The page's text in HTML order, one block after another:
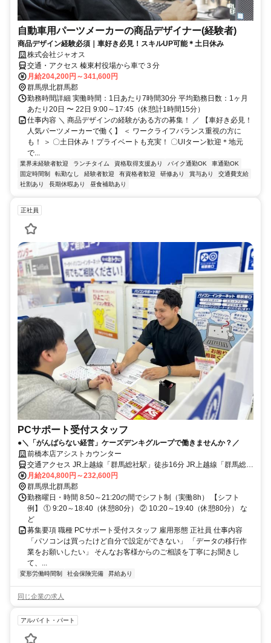
自動車用パーツメーカーの商品デザイナー(経験者)
商品デザイン経験必須｜車好き必見！スキルUP可能＊土日休み
株式会社ジャオス
交通・アクセス 榛東村役場から車で３分
月給204,200円～341,600円
群馬県北群馬郡
勤務時間詳細 実働時間：1日あたり7時間30分 平均勤務日数：1ヶ月
あたり20日 〜 22日 9:00～17:45（休憩計1時間15分）
仕事内容 ＼ 商品デザインの経験がある方の募集！ ／ 【車好き必見！
人気パーツメーカーで働く】 ＜ ワークライフバランス重視の方に
も！ ＞ 〇土日休み！プライベートも充実！ 〇UIターン歓迎＊地元
で...
業界未経験者歓迎 ランチタイム 資格取得支援あり バイク通勤OK
車通勤OK
固定時間制
転勤なし 経験者歓迎 有資格者歓迎 研修あり 賞与あり
交通費支給
社割あり
長期休暇あり 昼食補助あり
正社員
PCサポート受付スタッフ
●＼「がんばらない経営」ケーズデンキグループで働きませんか？／
前橋本店アシストカウンター
交通アクセス JR上越線「群馬総社駅」徒歩16分 JR上越線「群馬総社
駅」車で3分
月給204,800円～232,600円
群馬県北群馬郡
勤務曜日・時間 8:50～21:20の間でシフト制（実働8h） 【シフト
例】 ① 9:20～18:40（休憩80分） ② 10:20～19:40（休憩80分） な
ど
募集要項 職種 PCサポート受付スタッフ 雇用形態 正社員 仕事内容
「パソコンは買ったけど自分で設定ができない」 「データの移行作
業をお願いしたい」 そんなお客様からのご相談を丁寧にお聞きし
て、...
変形労働時間制 社会保険完備 昇給あり
同じ企業の求人
アルバイト・パート